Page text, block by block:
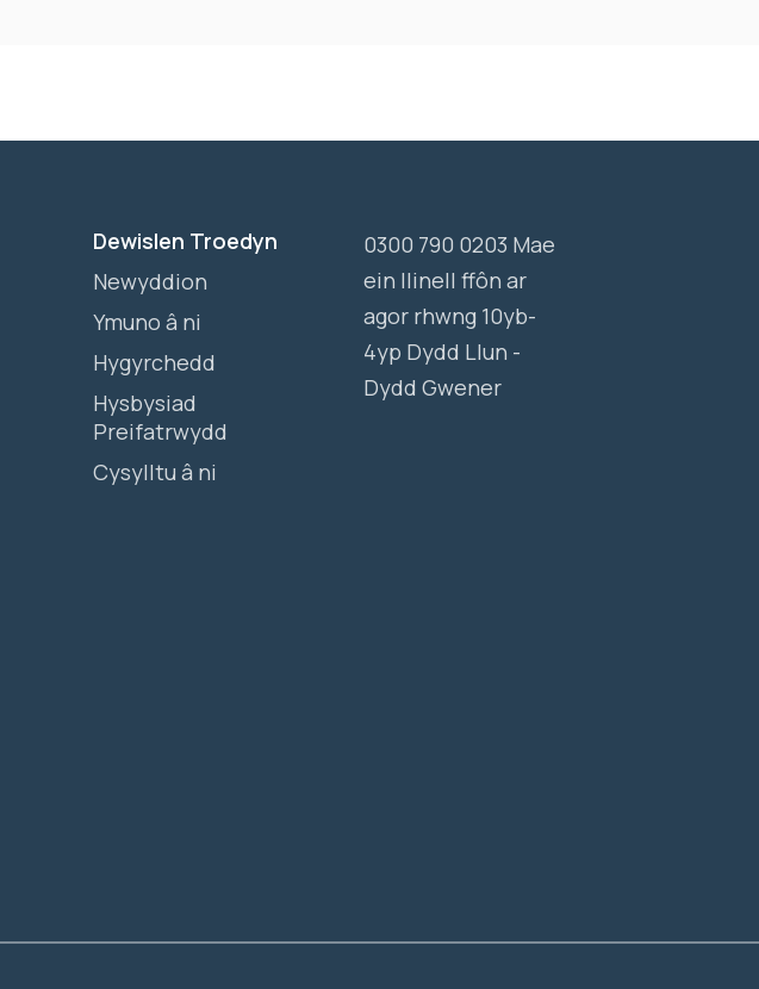
Dewislen Troedyn
Newyddion
Ymuno â ni
Hygyrchedd
Hysbysiad
Preifatrwydd
Cysylltu â ni
0300 790 0203 Mae
ein llinell ffôn ar
agor rhwng 10yb-
4yp Dydd Llun -
Dydd Gwener